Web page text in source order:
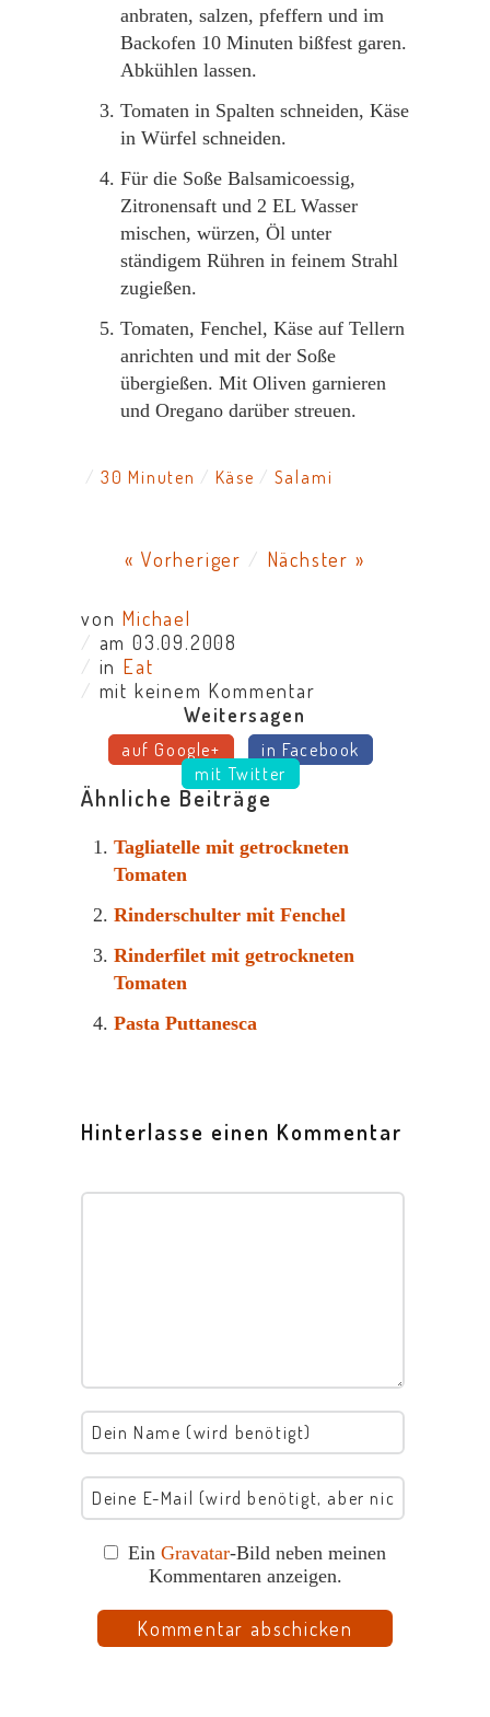
anbraten, salzen, pfeffern und im
Backofen 10 Minuten bißfest garen.
Abkühlen lassen.
Tomaten in Spalten schneiden, Käse
in Würfel schneiden.
Für die Soße Balsamicoessig,
Zitronensaft und 2 EL Wasser
mischen, würzen, Öl unter
ständigem Rühren in feinem Strahl
zugießen.
Tomaten, Fenchel, Käse auf Tellern
anrichten und mit der Soße
übergießen. Mit Oliven garnieren
und Oregano darüber streuen.
30 Minuten Käse Salami
« Vorheriger / Nächster »
von Michael
/ am 03.09.2008
/ in Eat
/ mit keinem Kommentar
Weitersagen
auf Google+
in Facebook
mit Twitter
Ähnliche Beiträge
Tagliatelle mit getrockneten
Tomaten
Rinderschulter mit Fenchel
Rinderfilet mit getrockneten
Tomaten
Pasta Puttanesca
Hinterlasse einen Kommentar
Ein Gravatar-Bild neben meinen
Kommentaren anzeigen.